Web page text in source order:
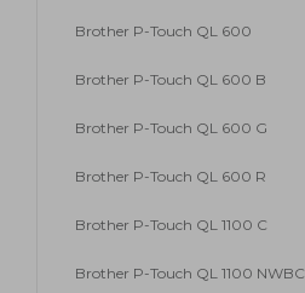
Brother P-Touch QL 600
Brother P-Touch QL 600 B
Brother P-Touch QL 600 G
Brother P-Touch QL 600 R
Brother P-Touch QL 1100 C
Brother P-Touch QL 1100 NWBC